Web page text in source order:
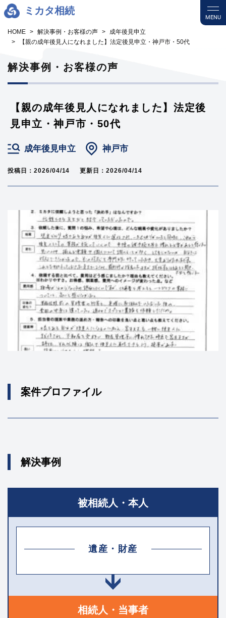
ミカタ相続
MENU
HOME 解決事例・お客様の声
成年後見申立
【親の成年後見人になれました】法定後見申立・神戸市・50代
解決事例・お客様の声
【親の成年後見人になれました】法定後
見申立・神戸市・50代
成年後見申立 神戸市
投稿日：2026/04/14 更新日：2026/04/14
案件プロファイル
解決事例
被相続人・本人
遺産・財産
相続人・当事者